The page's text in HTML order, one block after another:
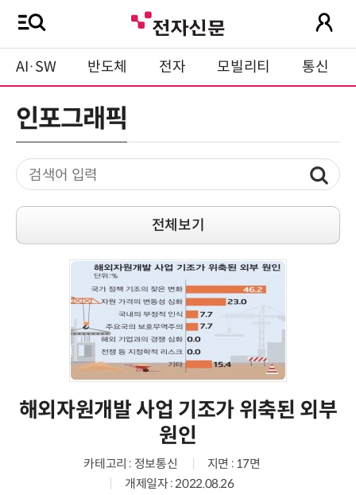
AI·SW 반도체 전자 모빌리티 통신
인포그래픽
전체보기
해외자원개발 사업 기조가 위축된 외부
원인
카테고리 : 정보통신
지면 : 17면
개제일자 : 2022.08.26